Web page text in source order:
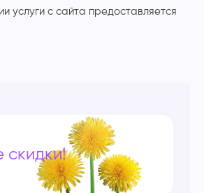
услуги с сайта предоставляется
скидки!